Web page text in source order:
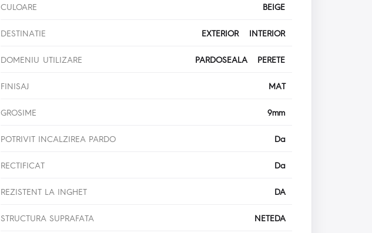
CULOARE BEIGE
DESTINATIE EXTERIOR INTERIOR
DOMENIU UTILIZARE PARDOSEALA PERETE
FINISAJ MAT
GROSIME 9mm
POTRIVIT INCALZIREA PARDO Da
RECTIFICAT Da
REZISTENT LA INGHET DA
STRUCTURA SUPRAFATA NETEDA